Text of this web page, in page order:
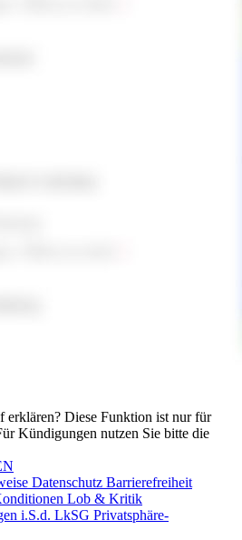
erklären? Diese Funktion ist nur für
Kündigungen nutzen Sie bitte die
Datenschutz Barrierefreiheit
Lob & Kritik
i.S.d. LkSG Privatsphäre-